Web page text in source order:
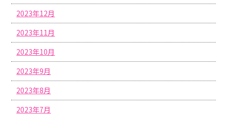
2023年12月
2023年11月
2023年10月
2023年9月
2023年8月
2023年7月